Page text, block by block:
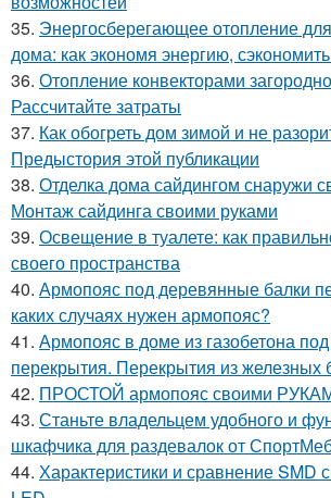
35. Энергосберегающее отопление
дома: как экономя энергию,
36. Отопление конвекторами
Рассчитайте затраты
37. Как обогреть дом зимой и не
Предыстория этой публикации
38. Отделка дома сайдингом снаружи
Монтаж сайдинга своими руками
39. Освещение в туалете: как
своего пространства
40. Армопояс под деревянные балки
каких случаях нужен армопояс?
41. Армопояс в доме из газобетона
перекрытия. Перекрытия из железных
42. ПРОСТОЙ армопояс своими
43. Станьте владельцем удобного и
шкафчика для раздевалок от
44. Характеристики и сравнение SMD